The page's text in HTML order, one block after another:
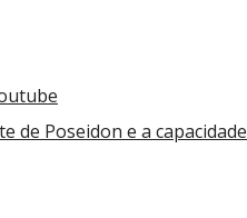
de Poseidon e a capacidade